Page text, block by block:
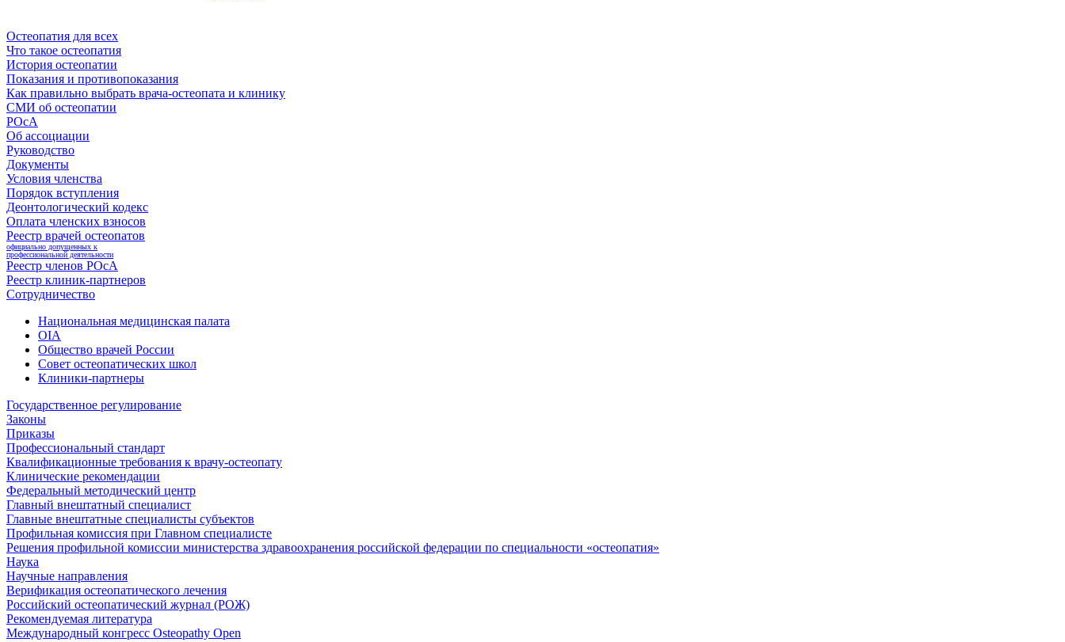
Остеопатия для всех
Что такое остеопатия
История остеопатии
Показания и противопоказания
Как правильно выбрать врача-остеопата и клинику
СМИ об остеопатии
РОсА
Об ассоциации
Руководство
Документы
Условия членства
Порядок вступления
Деонтологический кодекс
Оплата членских взносов
Реестр врачей остеопатов
официально допущенных к
профессиональной деятельности
Реестр членов РОсА
Реестр клиник-партнеров
Сотрудничество
Национальная медицинская палата
OIA
Общество врачей России
Совет остеопатических школ
Клиники-партнеры
Государственное регулирование
Законы
Приказы
Профессиональный стандарт
Квалификационные требования к врачу-остеопату
Клинические рекомендации
Федеральный методический центр
Главный внештатный специалист
Главные внештатные специалисты субъектов
Профильная комиссия при Главном специалисте
Решения профильной комиссии министерства здравоохранения российской федерации по специальности «остеопатия»
Наука
Научные направления
Верификация остеопатического лечения
Российский остеопатический журнал (РОЖ)
Рекомендуемая литература
Международный конгресс Osteopathy Open